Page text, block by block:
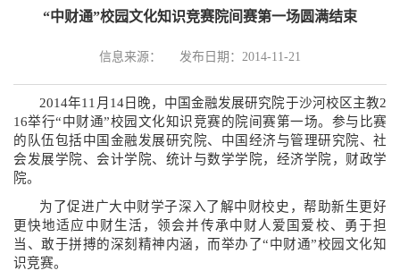
“中财通”校园文化知识竞赛院间赛第一场圆满结束
信息来源： 发布日期：2014-11-21
2014年11月 14日晚，中国金融发展研究院于沙河校区主教2
16举行“中财通”校园文化知识竞赛的院间赛第一场。参与比赛
的队伍包括中国金融发展研究院、中国经济与管理研究院、社
会发展学院、会计学院、统计与数学学院，经济学院，财政学
院。
为了促进广大中财学子深入了解中财校史，帮助新生更好
更快地适应中财生活，领会并传承中财人爱国爱校、勇于担
当、敢于拼搏的深刻精神内涵，而举办了“中财通”校园文化知
识竞赛。